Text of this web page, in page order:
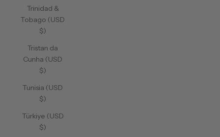
Trinidad &
Tobago (USD
$)
Tristan da
Cunha (USD
$)
Tunisia (USD
$)
Türkiye (USD
$)